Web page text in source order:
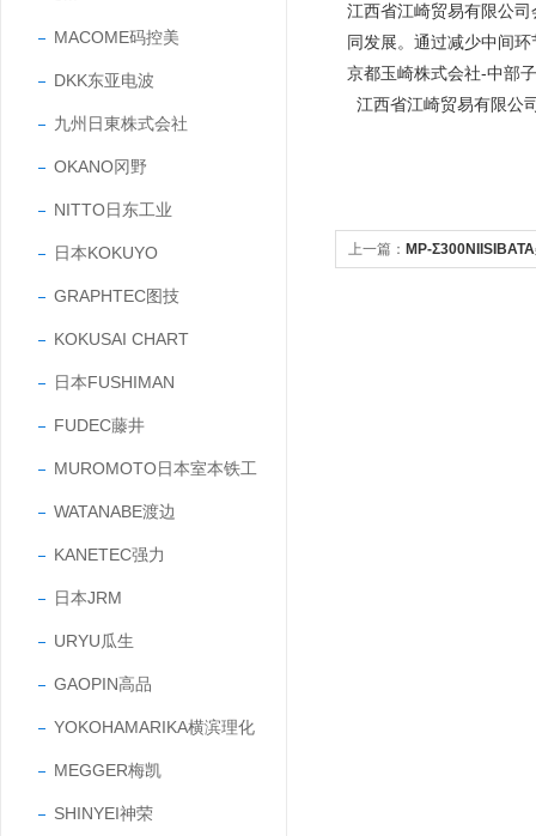
MACOME码控美
DKK东亚电波
九州日東株式会社
OKANO冈野
NITTO日东工业
日本KOKUYO
GRAPHTEC图技
KOKUSAI CHART
日本FUSHIMAN
FUDEC藤井
MUROMOTO日本室本铁工
WATANABE渡边
KANETEC强力
日本JRM
URYU瓜生
GAOPIN高品
YOKOHAMARIKA横滨理化
MEGGER梅凯
SHINYEI神荣
江西省江崎贸易有限公
同发展。通过减少中间
京都玉崎株式会社-中部
江西省江崎贸易有限公
上一篇： MP-